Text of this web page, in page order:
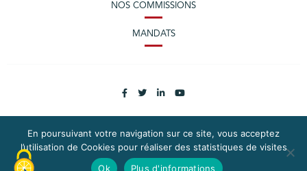
NOS COMMISSIONS
MANDATS
PLAN DU SITE
MENTIONS LÉGALES
En poursuivant votre navigation sur ce site, vous acceptez
l’utilisation de Cookies pour réaliser des statistiques de visites
Ok
Plus d'informations